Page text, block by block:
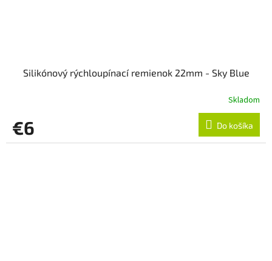
Silikónový rýchloupínací remienok 22mm - Sky Blue
Skladom
€6 Do košíka